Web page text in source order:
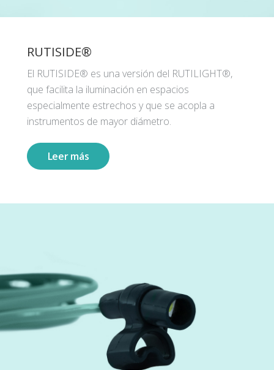
RUTISIDE®
El RUTISIDE® es una versión del RUTILIGHT®,
que facilita la iluminación en espacios
especialmente estrechos y que se acopla a
instrumentos de mayor diámetro.
Leer más